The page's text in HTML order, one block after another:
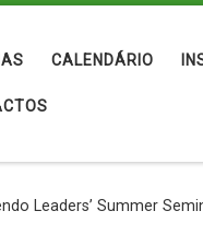
CALENDÁRIO
Leaders’ Summer